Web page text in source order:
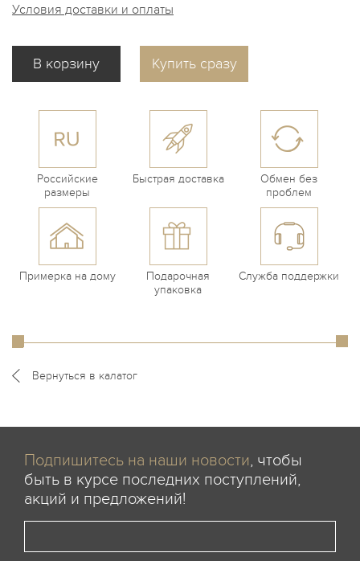
Условия доставки и оплаты
Купить сразу
Российские
размеры
Быстрая доставка
Обмен без
проблем
Примерка на дому
Подарочная
упаковка
Служба поддержки
Вернуться в калатог
Подпишитесь на наши новости, чтобы
быть в курсе последних поступлений,
акций и предложений!